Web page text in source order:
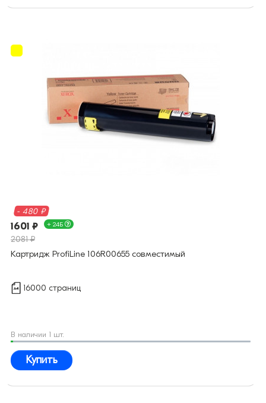
- 480 ₽
1601 ₽ + 24Б
2081 ₽
Картридж ProfiLine 106R00655 совместимый
16000 страниц
В наличии 1 шт.
Купить